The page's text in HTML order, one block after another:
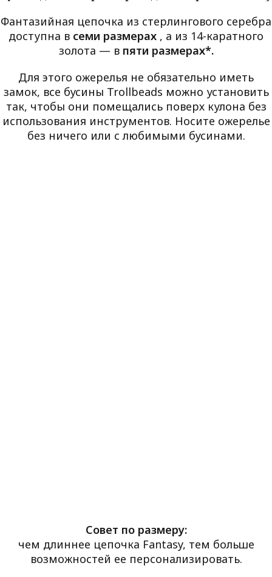
Фантазийная цепочка из стерлингового серебра
доступна в семи размерах , а из 14-каратного
золота — в пяти размерах*.
Для этого ожерелья не обязательно иметь
замок, все бусины Trollbeads можно установить
так, чтобы они помещались поверх кулона без
использования инструментов. Носите ожерелье
без ничего или с любимыми бусинами.
Совет по размеру:
чем длиннее цепочка Fantasy, тем больше
возможностей ее персонализировать.